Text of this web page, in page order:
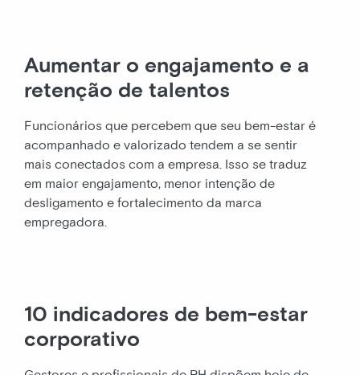
Aumentar o engajamento e a
retenção de talentos
Funcionários que percebem que seu bem-estar é
acompanhado e valorizado tendem a se sentir
mais conectados com a empresa. Isso se traduz
em maior engajamento, menor intenção de
desligamento e fortalecimento da marca
empregadora.
10 indicadores de bem-estar
corporativo